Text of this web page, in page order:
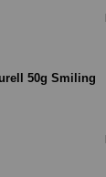
50g Smiling